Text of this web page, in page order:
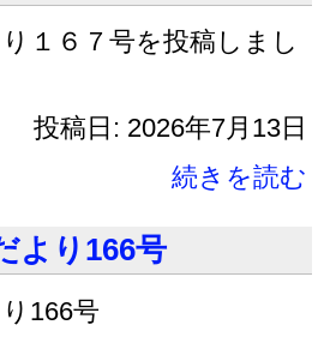
１６７号を投稿しまし
投稿日: 2026年7月13日
続きを読む
より166号
166号